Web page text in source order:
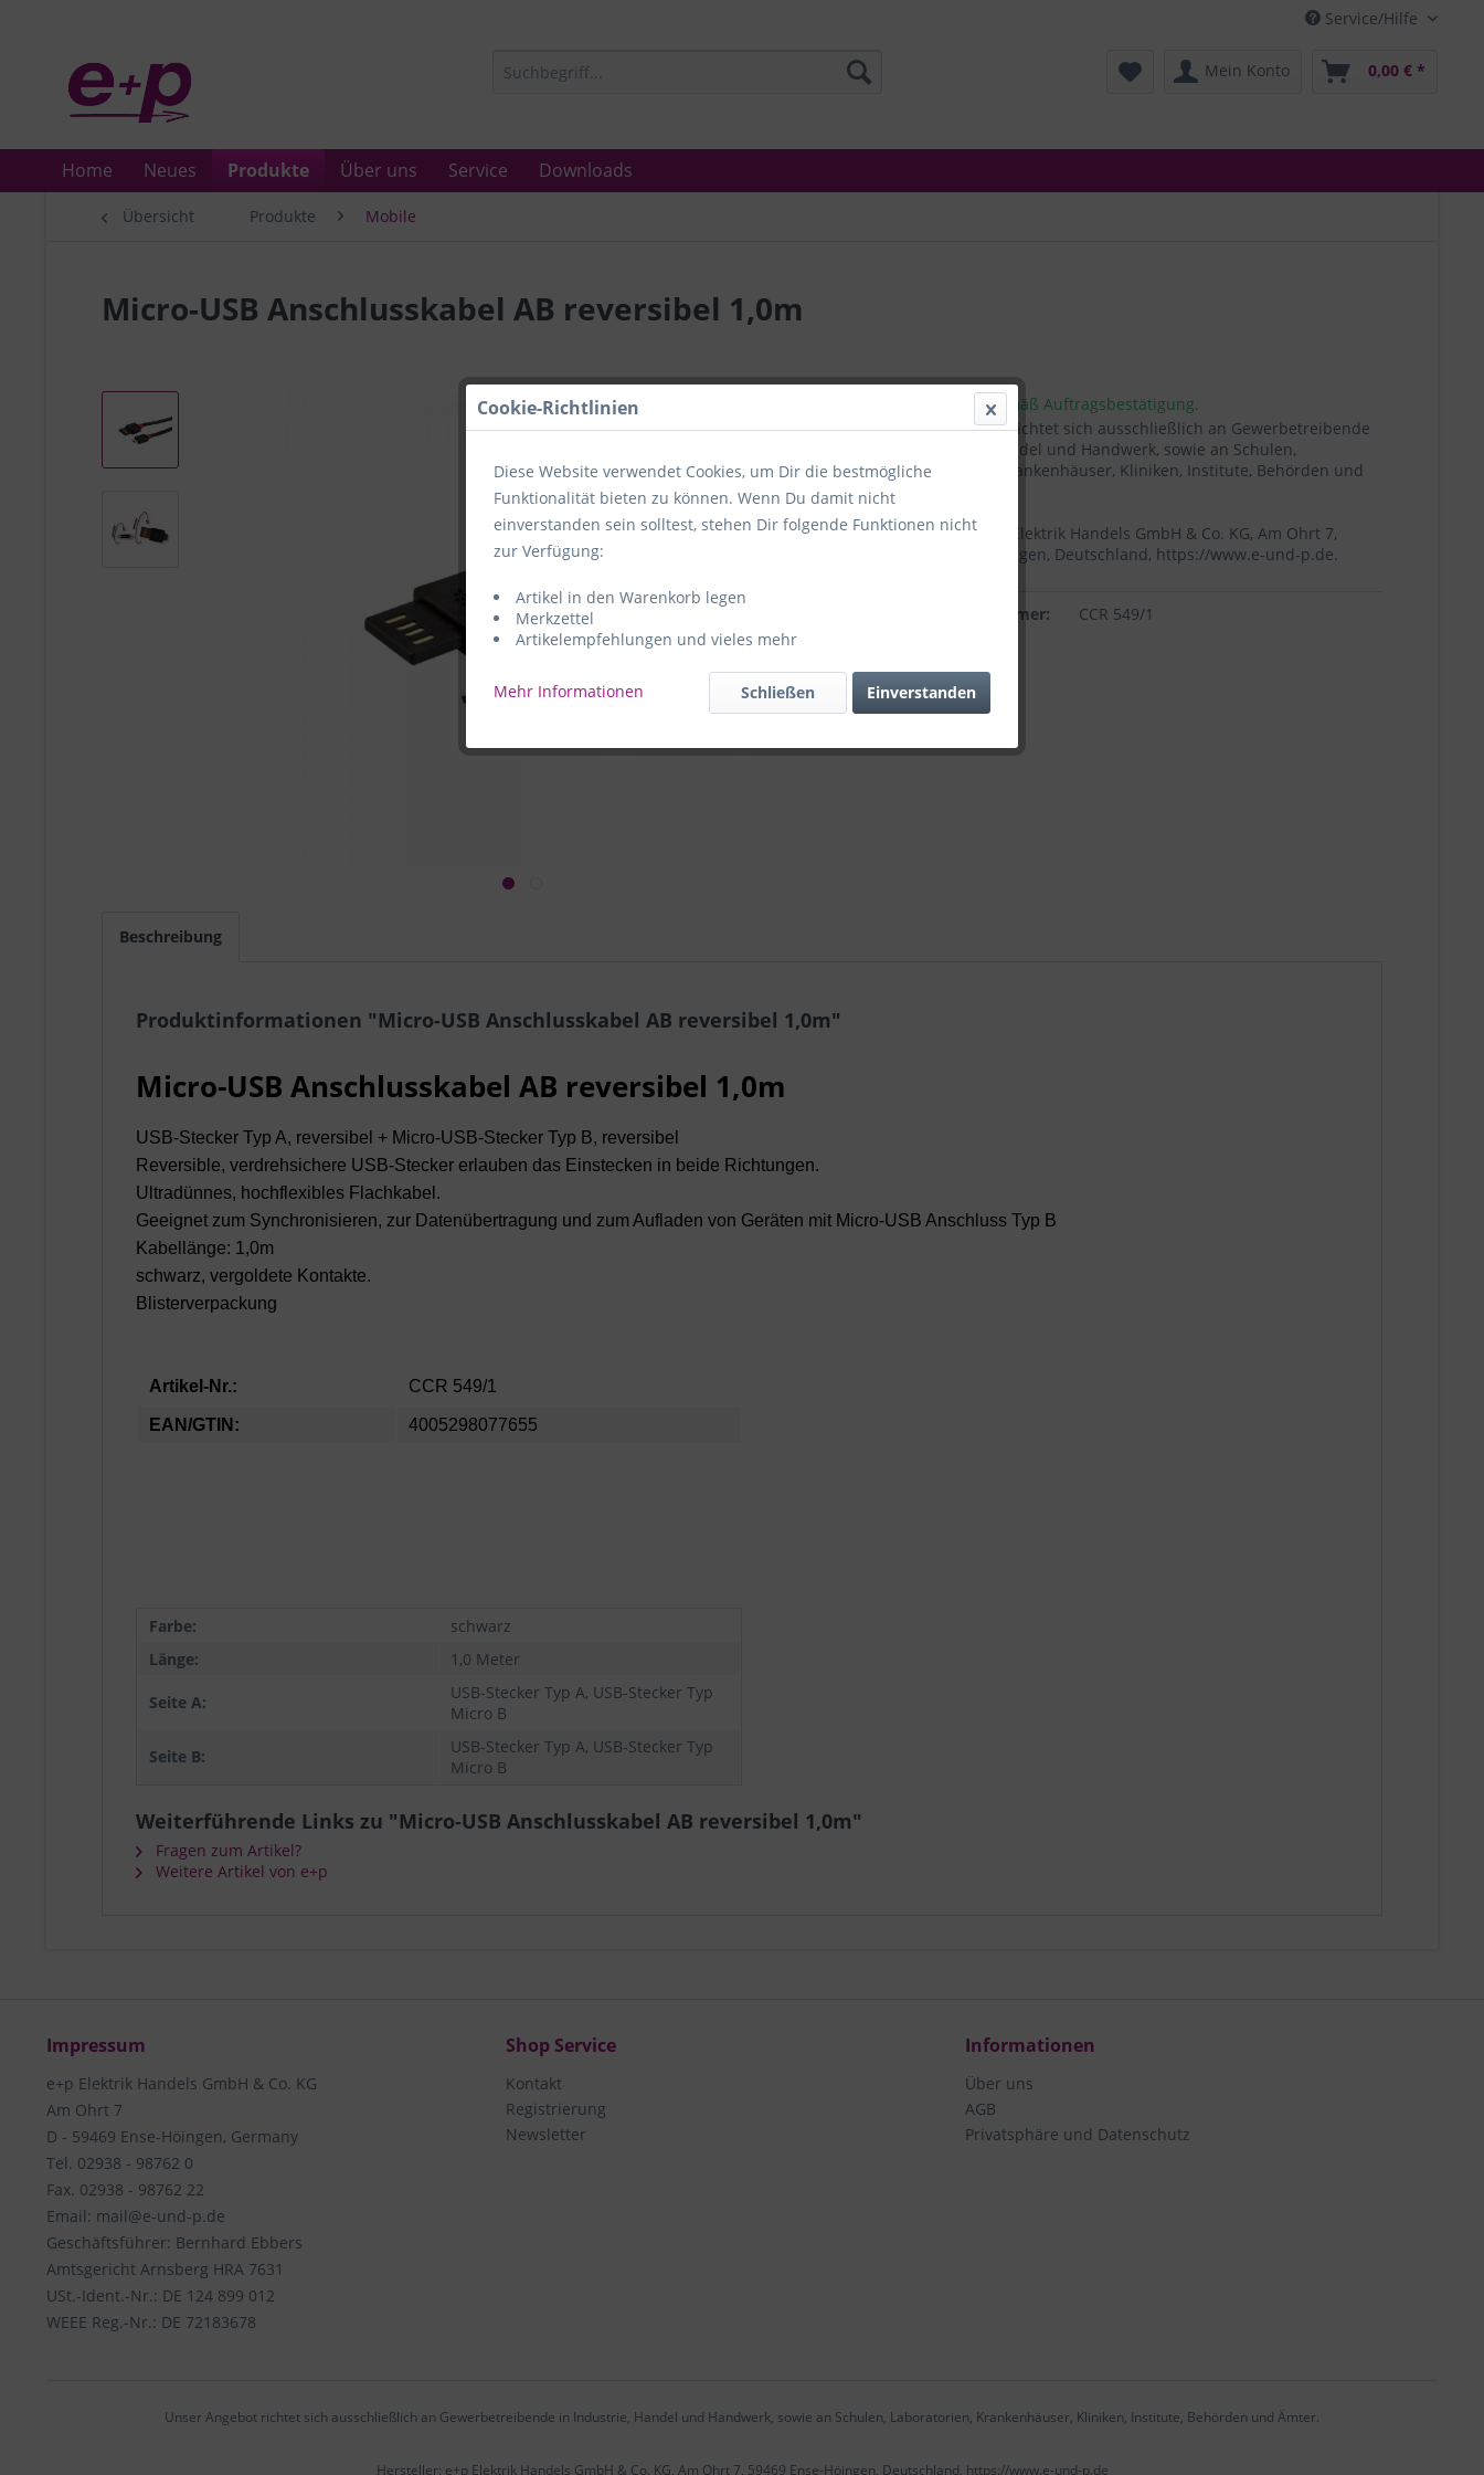
Service/Hilfe
Mein Konto 0,00 € *
Home Neues Produkte Über uns Service Downloads
Übersicht Produkte Mobile
Micro-USB Anschlusskabel AB reversibel 1,0m
Lieferzeit gemäß Auftragsbestätigung.
Unser Angebot richtet sich ausschließlich an Gewerbetreibende
in Industrie, Handel und Handwerk, sowie an Schulen,
Laboratorien, Krankenhäuser, Kliniken, Institute, Behörden und
Hersteller:e+p Elektrik Handels GmbH & Co. KG, Am Ohrt 7,
59469 Ense-Höingen, Deutschland, https://www.e-und-p.de.
e+p Artikelnummer: CCR 549/1
Beschreibung
Produktinformationen "Micro-USB Anschlusskabel AB reversibel 1,0m"
Micro-USB Anschlusskabel AB reversibel 1,0m
USB-Stecker Typ A, reversibel + Micro-USB-Stecker Typ B, reversibel
Reversible, verdrehsichere USB-Stecker erlauben das Einstecken in beide Richtungen.
Ultradünnes, hochflexibles Flachkabel.
Geeignet zum Synchronisieren, zur Datenübertragung und zum Aufladen von Geräten mit Micro-USB Anschluss Typ B
Kabellänge: 1,0m
schwarz, vergoldete Kontakte.
Blisterverpackung
Artikel-Nr.: CCR 549/1
EAN/GTIN: 4005298077655
Farbe:
schwarz
Länge:
1,0 Meter
Seite A:
USB-Stecker Typ A, USB-Stecker Typ
Micro B
Seite B:
USB-Stecker Typ A, USB-Stecker Typ
Micro B
Weiterführende Links zu "Micro-USB Anschlusskabel AB reversibel 1,0m"
Fragen zum Artikel?
Weitere Artikel von e+p
Impressum
e+p Elektrik Handels GmbH & Co. KG
Am Ohrt 7
D - 59469 Ense-Höingen, Germany
Tel. 02938 - 98762 0
Fax. 02938 - 98762 22
Email: mail@e-und-p.de
Geschäftsführer: Bernhard Ebbers
Amtsgericht Arnsberg HRA 7631
USt.-Ident.-Nr.: DE 124 899 012
WEEE Reg.-Nr.: DE 72183678
Shop Service
Kontakt
Registrierung
Newsletter
Informationen
Über uns
AGB
Privatsphäre und Datenschutz
Unser Angebot richtet sich ausschließlich an Gewerbetreibende in Industrie, Handel und Handwerk, sowie an Schulen, Laboratorien, Krankenhäuser, Kliniken, Institute, Behörden und Ämter.
Hersteller: e+p Elektrik Handels GmbH & Co. KG, Am Ohrt 7, 59469 Ense-Höingen, Deutschland, https://www.e-und-p.de
Cookie-Richtlinien
Diese Website verwendet Cookies, um Dir die bestmögliche
Funktionalität bieten zu können. Wenn Du damit nicht
einverstanden sein solltest, stehen Dir folgende Funktionen nicht
zur Verfügung:
Artikel in den Warenkorb legen
Merkzettel
Artikelempfehlungen und vieles mehr
Mehr Informationen Einverstanden
Schließen